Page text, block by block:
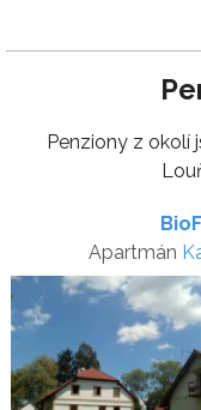
Penziony z okolí
Apartmán